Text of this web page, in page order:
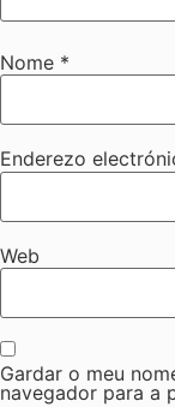
Nome *
Enderezo
Web
Gardar o meu
navegador para a